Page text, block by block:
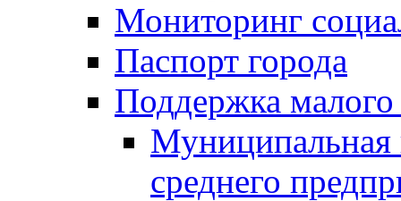
Мониторинг
Паспорт города
Поддержка малого
Муниципальная
среднего